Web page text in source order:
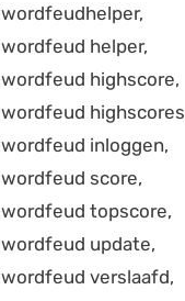
wordfeudhelper
wordfeud helper
wordfeud highscore
wordfeud highscores
wordfeud inloggen
wordfeud score
wordfeud topscore
wordfeud update
wordfeud verslaafd